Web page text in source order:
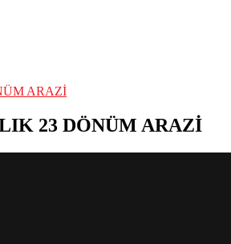
ARAZİ
23 DÖNÜM ARAZİ